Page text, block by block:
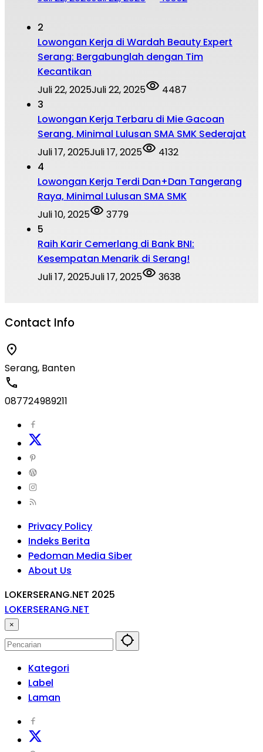
2
Lowongan Kerja di Wardah Beauty Expert
Serang: Bergabunglah dengan Tim
Kecantikan
Juli 22, 2025Juli 22, 2025
4487
3
Lowongan Kerja Terbaru di Mie Gacoan
Serang, Minimal Lulusan SMA SMK Sederajat
Juli 17, 2025Juli 17, 2025
4132
4
Lowongan Kerja Terdi Dan+Dan Tangerang
Raya, Minimal Lulusan SMA SMK
Juli 10, 2025
3779
5
Raih Karir Cemerlang di Bank BNI:
Kesempatan Menarik di Serang!
Juli 17, 2025Juli 17, 2025 3638
Contact Info
Serang, Banten
087724989211
Privacy Policy
Indeks Berita
Pedoman Media Siber
About Us
LOKERSERANG.NET 2025
LOKERSERANG.NET
Info
Lowongan
Kerja
Serang
dan
Sekitarnya
×
Kategori
Label
Laman